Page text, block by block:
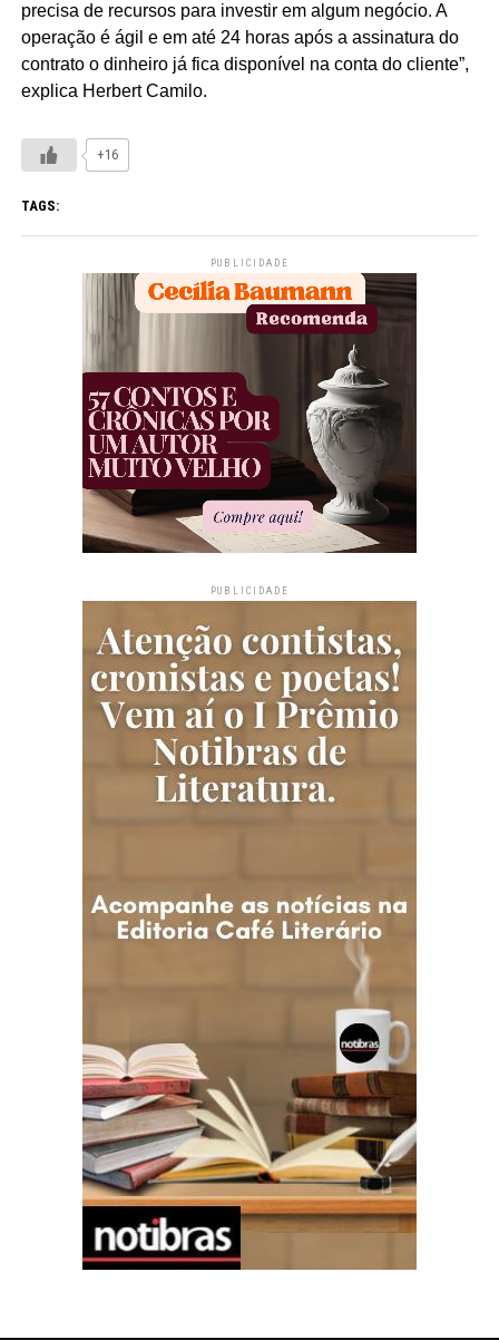
precisa de recursos para investir em algum negócio. A
operação é ágil e em até 24 horas após a assinatura do
contrato o dinheiro já fica disponível na conta do cliente”,
explica Herbert Camilo.
+16
TAGS:
PUBLICIDADE
PUBLICIDADE